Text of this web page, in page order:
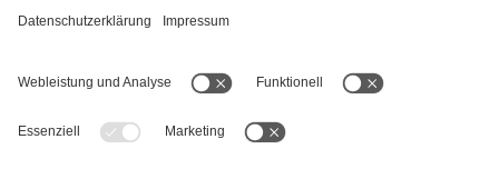
aquí pueden variar respecto a las especificaciones y descripciones
cambios en este documento y en el producto que en él se
describe en cualquier momento y sin previo aviso. Todas las